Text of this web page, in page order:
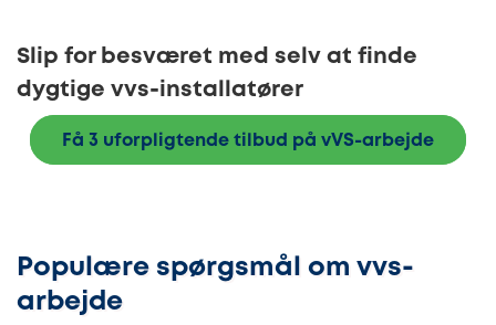
Slip for besværet med selv at finde
dygtige vvs-installatører
Få 3 uforpligtende tilbud på vVS-arbejde
Populære spørgsmål om vvs-
arbejde